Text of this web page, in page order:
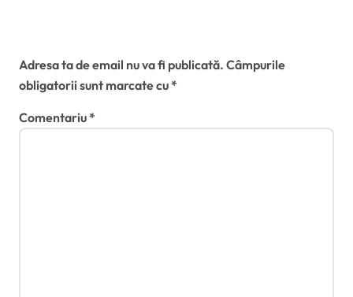
Adresa ta de email nu va fi publicată. Câmpurile
obligatorii sunt marcate cu*
Comentariu*